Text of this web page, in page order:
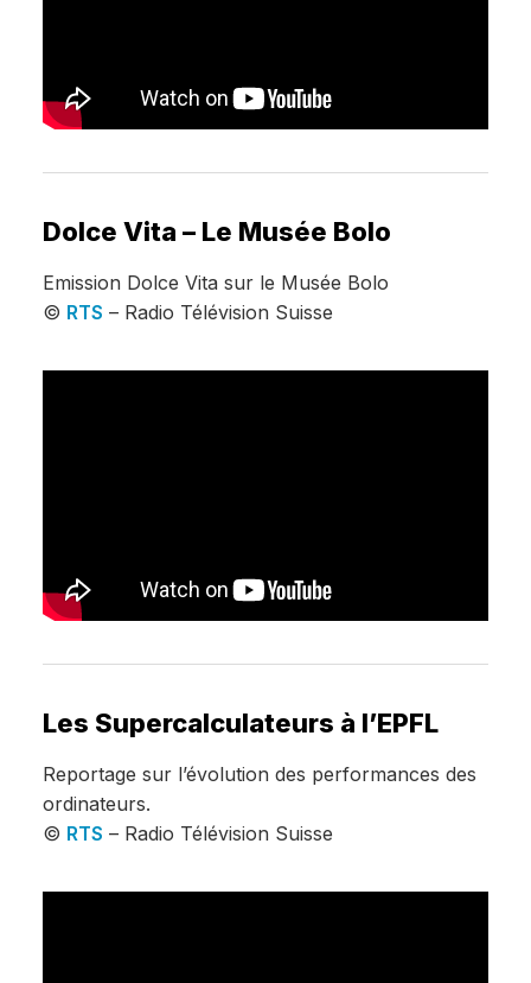
Dolce Vita – Le Musée Bolo
Emission Dolce Vita sur le Musée Bolo
© RTS – Radio Télévision Suisse
Les Supercalculateurs à l’EPFL
Reportage sur l’évolution des performances des
ordinateurs.
© RTS – Radio Télévision Suisse